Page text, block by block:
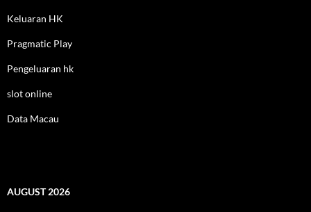
Keluaran HK
Pragmatic Play
Pengeluaran hk
slot online
Data Macau
AUGUST 2026